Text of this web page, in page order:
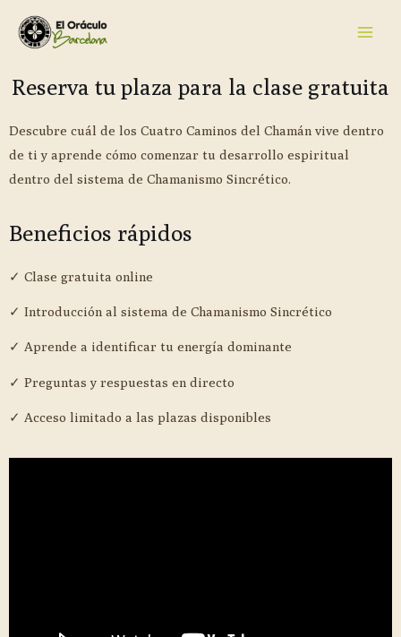
Reserva tu plaza para la clase gratuita
Descubre cuál de los Cuatro Caminos del Chamán vive dentro
de ti y aprende cómo comenzar tu desarrollo espiritual
dentro del sistema de Chamanismo Sincrético.
Beneficios rápidos
✓ Clase gratuita online
✓ Introducción al sistema de Chamanismo Sincrético
✓ Aprende a identificar tu energía dominante
✓ Preguntas y respuestas en directo
✓ Acceso limitado a las plazas disponibles